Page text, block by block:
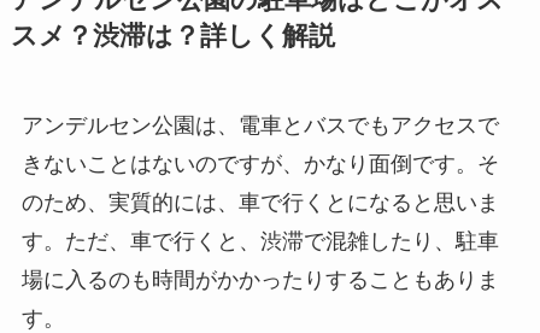
スメ？渋滞は？詳しく解説
アンデルセン公園は、電車とバスでもアクセスで
きないことはないのですが、かなり面倒です。そ
のため、実質的には、車で行くとになると思いま
す。ただ、車で行くと、渋滞で混雑したり、駐車
場に入るのも時間がかかったりすることもありま
す。